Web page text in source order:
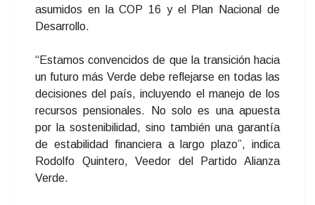
asumidos en la COP 16 y el Plan Nacional de
Desarrollo.
“Estamos convencidos de que la transición hacia
un futuro más Verde debe reflejarse en todas las
decisiones del país, incluyendo el manejo de los
recursos pensionales. No solo es una apuesta
por la sostenibilidad, sino también una garantía
de estabilidad financiera a largo plazo”, indica
Rodolfo Quintero, Veedor del Partido Alianza
Verde.